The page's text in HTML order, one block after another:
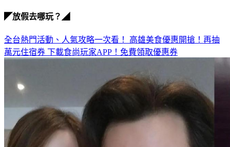
◤放假去哪玩？◢
全台熱門活動、人氣攻略一次看！ 高雄美食優惠開搶！再抽
萬元住宿券 下載食尚玩家APP！免費領取優惠券